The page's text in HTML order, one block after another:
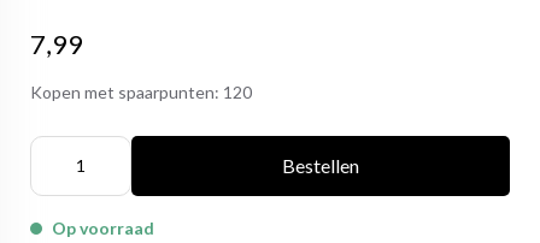
7,99
Kopen met spaarpunten: 120
Bestellen
Op voorraad